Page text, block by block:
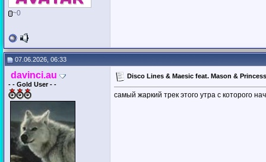
~0
07.06.2026, 06:33
davinci.au
- - Gold User - -
Disco Lines & Maesic feat. Mason &
самый жаркий трек этого утра с которого